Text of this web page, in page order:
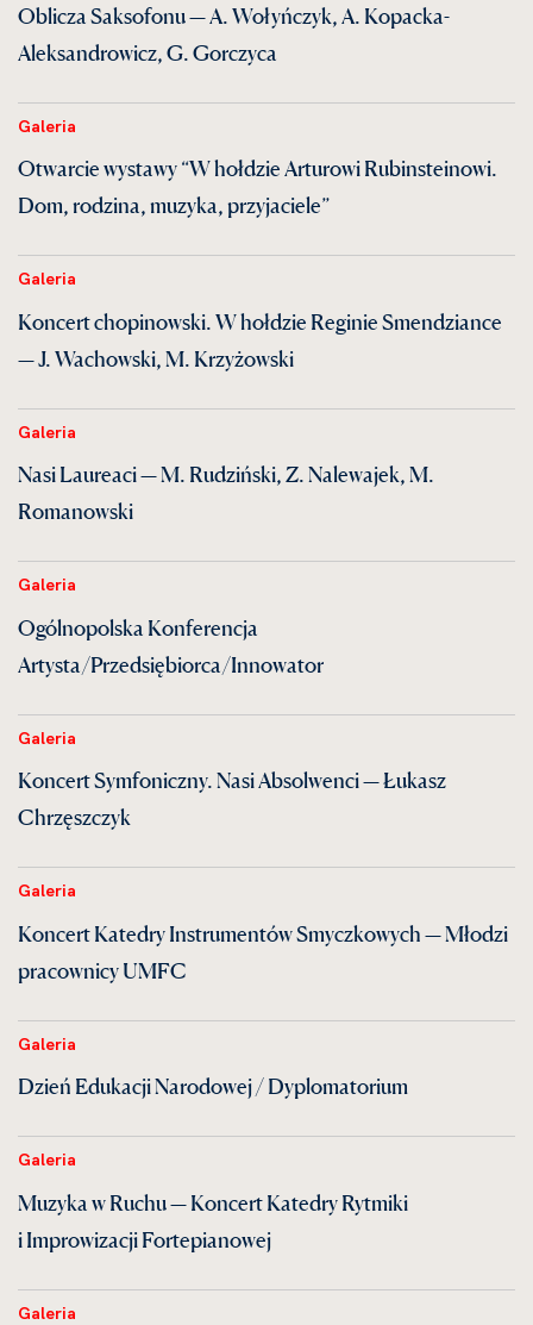
Oblicza Saksofonu — A. Wołyńczyk, A. Kopacka-
Aleksandrowicz, G. Gorczyca
Galeria
Otwarcie wystawy “W hołdzie Arturowi Rubinsteinowi.
Dom, rodzina, muzyka, przyjaciele”
Galeria
Koncert chopinowski. W hołdzie Reginie Smendziance
— J. Wachowski, M. Krzyżowski
Galeria
Nasi Laureaci — M. Rudziński, Z. Nalewajek, M.
Romanowski
Galeria
Ogólnopolska Konferencja
Artysta/Przedsiębiorca/Innowator
Galeria
Koncert Symfoniczny. Nasi Absolwenci — Łukasz
Chrzęszczyk
Galeria
Koncert Katedry Instrumentów Smyczkowych — Młodzi
pracownicy UMFC
Galeria
Dzień Edukacji Narodowej / Dyplomatorium
Galeria
Muzyka w Ruchu — Koncert Katedry Rytmiki
i Improwizacji Fortepianowej
Galeria